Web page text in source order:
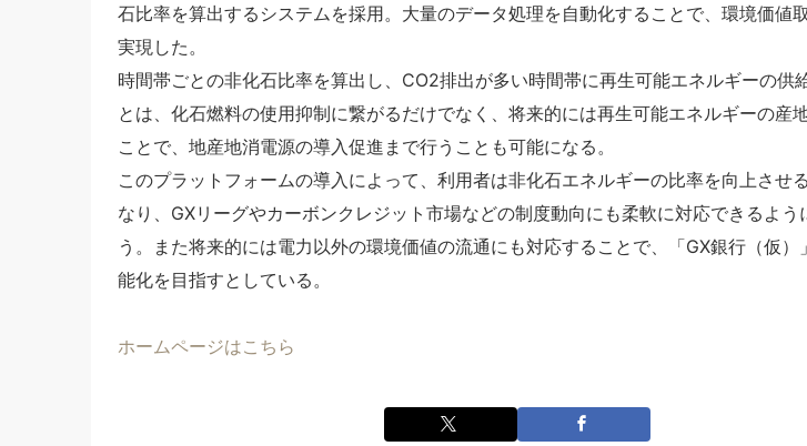
石比率を算出するシステムを採用。大量のデータ処理を自動化することで、環境価値
実現した。
時間帯ごとの非化石比率を算出し、CO2排出が多い時間帯に再生可能エネルギーの供
とは、化石燃料の使用抑制に繋がるだけでなく、将来的には再生可能エネルギーの産
ことで、地産地消電源の導入促進まで行うことも可能になる。
このプラットフォームの導入によって、利用者は非化石エネルギーの比率を向上させ
なり、GXリーグやカーボンクレジット市場などの制度動向にも柔軟に対応できるよう
う。また将来的には電力以外の環境価値の流通にも対応することで、「GX銀行（仮）
能化を目指すとしている。
ホームページはこちら